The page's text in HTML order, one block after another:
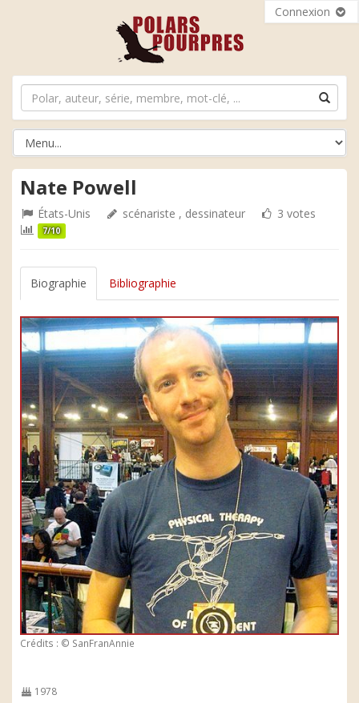
Connexion
Nate Powell
États-Unis scénariste , dessinateur 3 votes
7/10
Biographie Bibliographie
Crédits : © SanFranAnnie
1978